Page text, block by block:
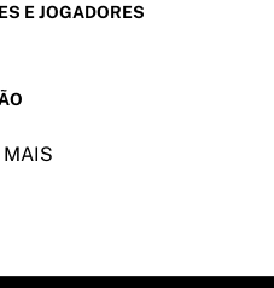
E JOGADORES
MAIS